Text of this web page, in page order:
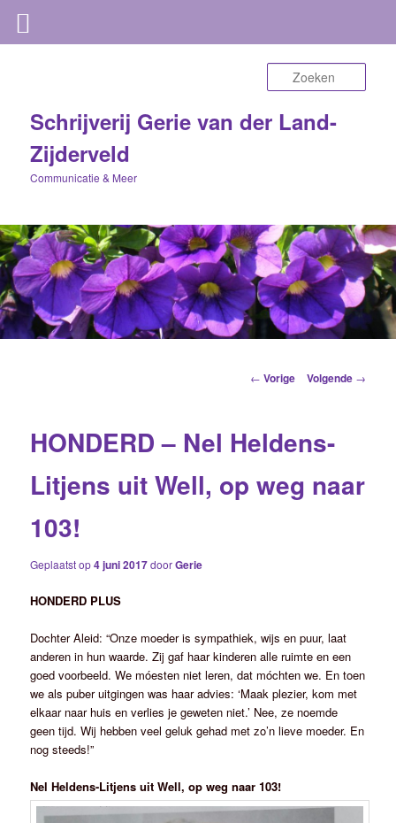
Schrijverij Gerie van der Land-
Zijderveld
Communicatie & Meer
Berichtnavigatie
← Vorige Volgende →
HONDERD – Nel Heldens-
Litjens uit Well, op weg naar
103!
Geplaatst op4 juni 2017doorGerie
HONDERD PLUS
Dochter Aleid: “Onze moeder is sympathiek, wijs en puur, laat
anderen in hun waarde. Zij gaf haar kinderen alle ruimte en een
goed voorbeeld. We móesten niet leren, dat móchten we. En toen
we als puber uitgingen was haar advies: ‘Maak plezier, kom met
elkaar naar huis en verlies je geweten niet.’ Nee, ze noemde
geen tijd. Wij hebben veel geluk gehad met zo’n lieve moeder. En
nog steeds!”
Nel Heldens-Litjens uit Well, op weg naar 103!